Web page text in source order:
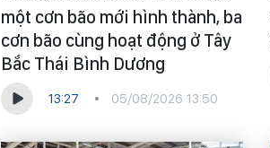
một cơn bão mới hình thành, ba
cơn bão cùng hoạt động ở Tây
Bắc Thái Bình Dương
13:27 05/08/2026 13:50